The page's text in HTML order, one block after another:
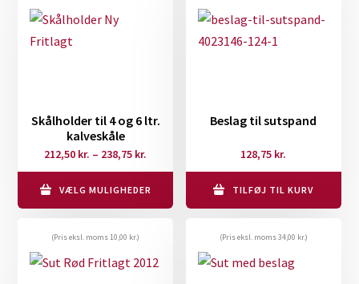
Skålholder til 4 og 6 ltr.
kalveskåle
212,50 kr. – 238,75 kr.
212,50 kr.
til
238,75 kr.
VÆLG MULIGHEDER
Dette
har
flere
Beslag til sutspand
128,75 kr.
TILFØJ TIL KURV
(Pris eksl. moms10,00 kr.) (Pris eksl. moms34,00 kr.)